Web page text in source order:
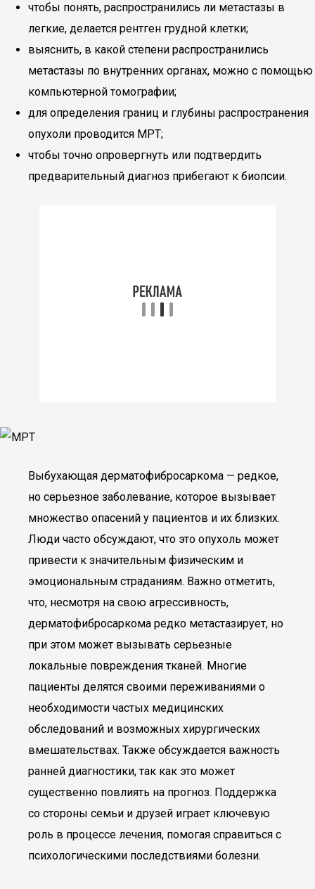
чтобы понять, распространились ли метастазы в
легкие, делается рентген грудной клетки;
выяснить, в какой степени распространились
метастазы по внутренних органах, можно с помощью
компьютерной томографии;
для определения границ и глубины распространения
опухоли проводится МРТ;
чтобы точно опровергнуть или подтвердить
предварительный диагноз прибегают к биопсии.
Выбухающая дерматофибросаркома — редкое,
но серьезное заболевание, которое вызывает
множество опасений у пациентов и их близких.
Люди часто обсуждают, что это опухоль может
привести к значительным физическим и
эмоциональным страданиям. Важно отметить,
что, несмотря на свою агрессивность,
дерматофибросаркома редко метастазирует, но
при этом может вызывать серьезные
локальные повреждения тканей. Многие
пациенты делятся своими переживаниями о
необходимости частых медицинских
обследований и возможных хирургических
вмешательствах. Также обсуждается важность
ранней диагностики, так как это может
существенно повлиять на прогноз. Поддержка
со стороны семьи и друзей играет ключевую
роль в процессе лечения, помогая справиться с
психологическими последствиями болезни.